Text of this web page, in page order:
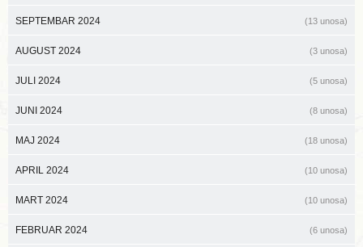
SEPTEMBAR 2024 (13 unosa)
AUGUST 2024 (3 unosa)
JULI 2024 (5 unosa)
JUNI 2024 (8 unosa)
MAJ 2024 (18 unosa)
APRIL 2024 (10 unosa)
MART 2024 (10 unosa)
FEBRUAR 2024 (6 unosa)